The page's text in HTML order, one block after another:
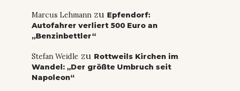
Marcus Lehmannzu Epfendorf:
Autofahrer verliert 500 Euro an
„Benzinbettler“
Stefan Weidle zu Rottweils Kirchen im
Wandel: „Der größte Umbruch seit
Napoleon“